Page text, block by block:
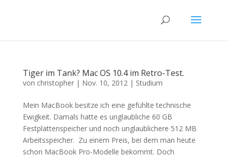
Tiger im Tank? Mac OS 10.4 im Retro-Test.
von christopher| Nov. 10, 2012| Studium
Mein MacBook besitze ich eine gefühlte technische
Ewigkeit. Damals hatte es unglaubliche 60 GB
Festplattenspeicher und noch unglaublichere 512 MB
Arbeitsspeicher. Zu einem Preis, bei dem man heute
schon MacBook Pro-Modelle bekommt. Doch